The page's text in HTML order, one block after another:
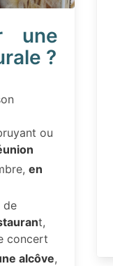
une
?
ou
en
de
t,
concert
alcôve,